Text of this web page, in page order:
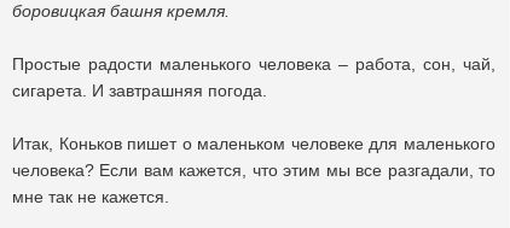
боровицкая башня кремля.
Простые радости маленького человека – работа, сон, чай,
сигарета. И завтрашняя погода.
Итак, Коньков пишет о маленьком человеке для маленького
человека? Если вам кажется, что этим мы все разгадали, то
мне так не кажется.